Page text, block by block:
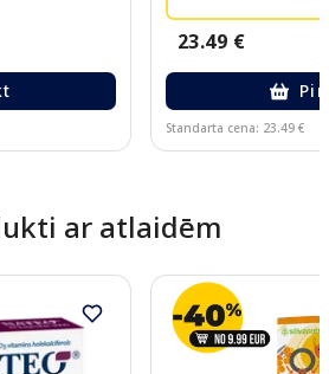
23.49 €
Standarta cena: 23.49 €
ar atlaidēm